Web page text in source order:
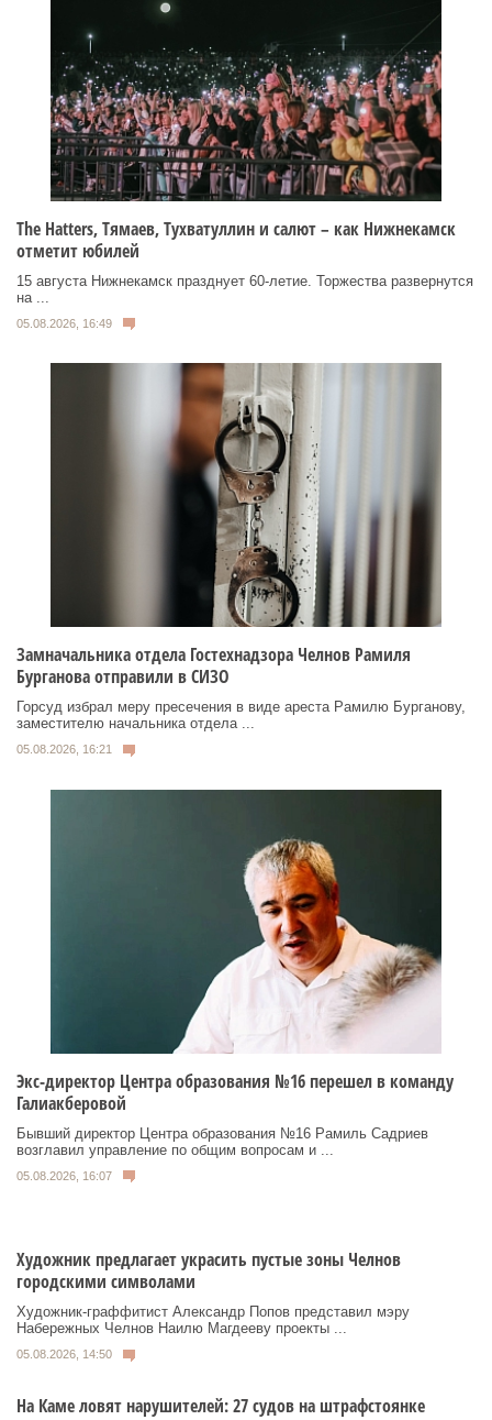
Тhe Нatters, Тямаев, Тухватуллин и салют – как Нижнекамск
отметит юбилей
15 августа Нижнекамск празднует 60‑летие. Торжества развернутся
на ...
05.08.2026, 16:49
Замначальника отдела Гостехнадзора Челнов Рамиля
Бурганова отправили в СИЗО
Горсуд избрал меру пресечения в виде ареста Рамилю Бурганову,
заместителю начальника отдела ...
05.08.2026, 16:21
Экс-директор Центра образования №16 перешел в команду
Галиакберовой
Бывший директор Центра образования №16 Рамиль Садриев
возглавил управление по общим вопросам и ...
05.08.2026, 16:07
Художник предлагает украсить пустые зоны Челнов
городскими символами
Художник‑граффитист Александр Попов представил мэру
Набережных Челнов Наилю Магдееву проекты ...
05.08.2026, 14:50
На Каме ловят нарушителей: 27 судов на штрафстоянке